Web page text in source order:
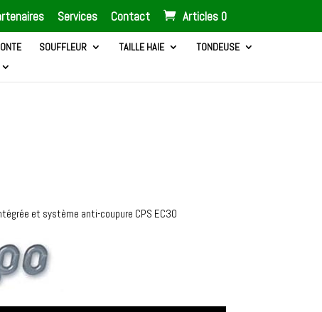
Services Contact Articles 0
SOUFFLEUR TAILLE HAIE
TONDEUSE
et système anti-coupure CPS EC30